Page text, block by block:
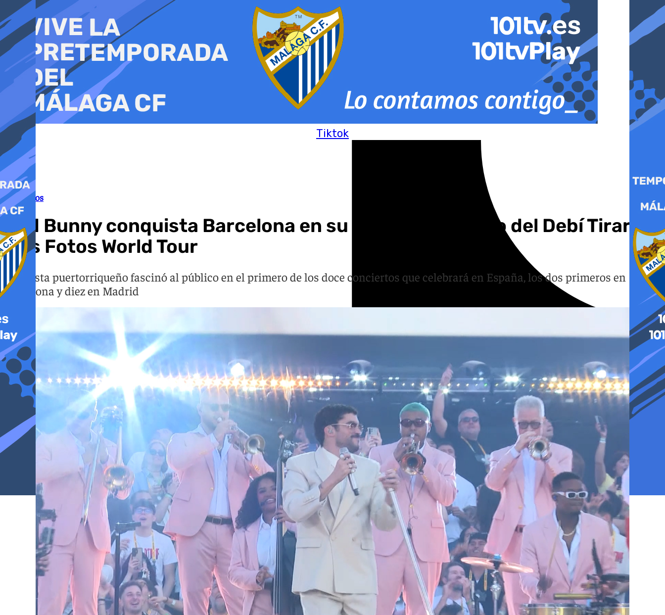
al
contenido
Tiktok
Conciertos
Bad Bunny conquista Barcelona en su primer concierto del Debí Tirar
Más Fotos World Tour
El artista puertorriqueño fascinó al público en el primero de los doce conciertos que celebrará en España, los dos primeros en
Barcelona y diez en Madrid